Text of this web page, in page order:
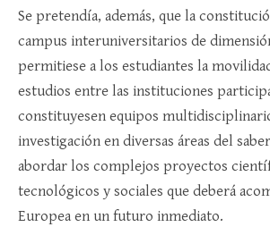
Se pretendía, además, que la
campus interuniversitarios de
permitiese a los estudiantes la
estudios entre las instituciones
constituyesen equipos
investigación en diversas áreas del
abordar los complejos proyectos
tecnológicos y sociales que deberá
Europea en un futuro inmediato.